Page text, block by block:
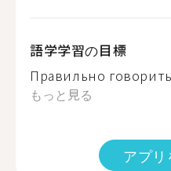
語学学習の目標
Правильно
もっと見る
アプ